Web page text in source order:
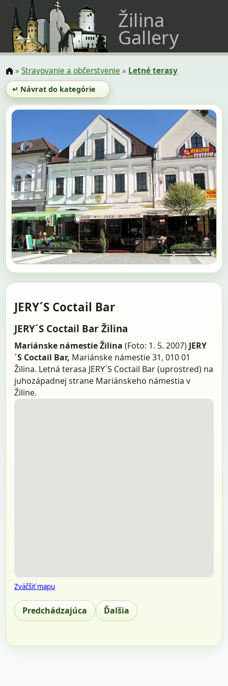
Žilina
Gallery
»Stravovanie a občerstvenie » Letné terasy
↵ Návrat do kategórie
JERY´S Coctail Bar
JERY´S Coctail Bar Žilina
Mariánske námestie Žilina (Foto: 1. 5. 2007) JERY
´S Coctail Bar, Mariánske námestie 31, 010 01
Žilina. Letná terasa JERY´S Coctail Bar (uprostred) na
juhozápadnej strane Mariánskeho námestia v
Žiline.
Zväčšiť mapu
Predchádzajúca Ďalšia